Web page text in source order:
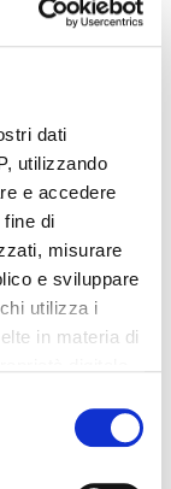
dati
utilizzando
e accedere
di
misurare
e sviluppare
utilizza i
in materia di
qualsiasi
facendo clic
75 mg
210 mg
vetro da 15 g